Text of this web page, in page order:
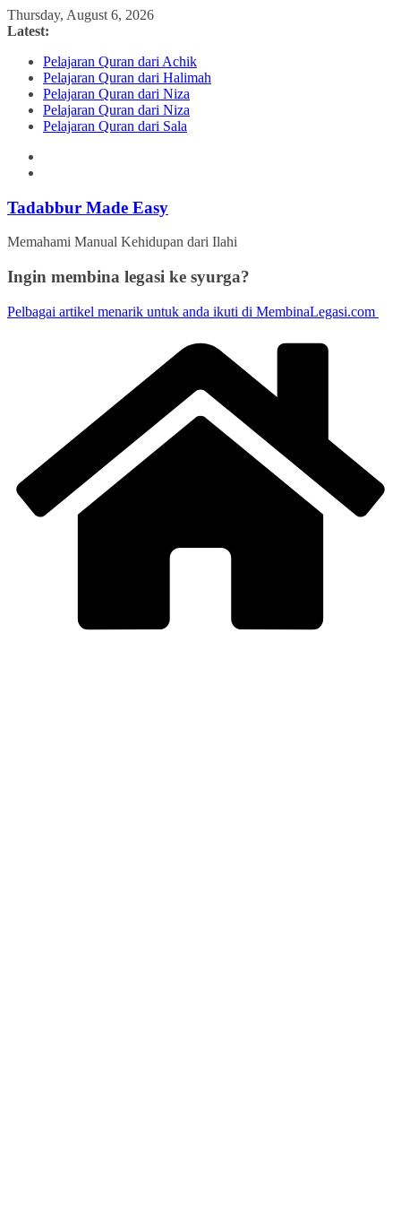
Skip
to
Thursday, August 6, 2026
Latest:
Pelajaran Quran dari Achik
Pelajaran Quran dari Halimah
Pelajaran Quran dari Niza
Pelajaran Quran dari Niza
Pelajaran Quran dari Sala
Tadabbur Made Easy
Memahami Manual Kehidupan dari Ilahi
Ingin membina legasi ke syurga?
Pelbagai artikel menarik untuk anda ikuti di MembinaLegasi.com